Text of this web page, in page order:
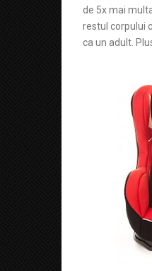
de 5x mai
restul corpului
ca un adult.